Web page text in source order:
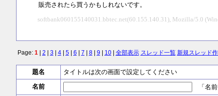
販売されたら買うかもしれないです。
softbank060155140031.bbtec.net(60.155.140.31), Mozilla/5.0
Page: 1| 2 3 4| 5| 6 7 8| 9 10| 全部表示 スレッド一覧 新規スレッド
題名
タイトルは次の画面で設定してください
名前
「名前